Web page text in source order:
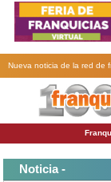
Nueva noticia de la red de
Noticia -